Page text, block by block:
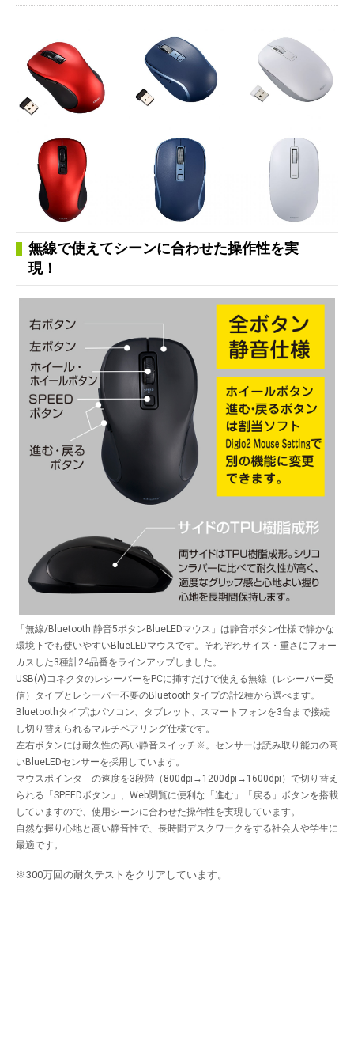
無線で使えてシーンに合わせた操作性を実
現！
「無線/Bluetooth 静音5ボタンBlueLEDマウス」は静音ボタン仕様で静かな
環境下でも使いやすいBlueLEDマウスです。それぞれサイズ・重さにフォー
カスした3種計24品番をラインアップしました。
USB(A)コネクタのレシーバーをPCに挿すだけで使える無線（レシーバー受
信）タイプとレシーバー不要のBluetoothタイプの計2種から選べます。
Bluetoothタイプはパソコン、タブレット、スマートフォンを3台まで接続
し切り替えられるマルチペアリング仕様です。
左右ボタンには耐久性の高い静音スイッチ※。センサーは読み取り能力の高
いBlueLEDセンサーを採用しています。
マウスポインタ―の速度を3段階（800dpi→1200dpi→1600dpi）で切り替え
られる「SPEEDボタン」、Web閲覧に便利な「進む」「戻る」ボタンを搭載
していますので、使用シーンに合わせた操作性を実現しています。
自然な握り心地と高い静音性で、長時間デスクワークをする社会人や学生に
最適です。
※300万回の耐久テストをクリアしています。